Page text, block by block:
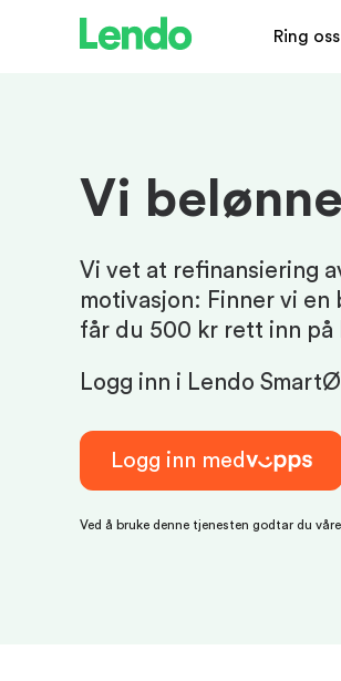
Ring
Vi
Vi vet at refinansiering
motivasjon: Finner vi
får du 500 kr rett inn på
Logg inn i Lendo
Logg inn med
Ved å bruke denne tjenesten godtar du våre